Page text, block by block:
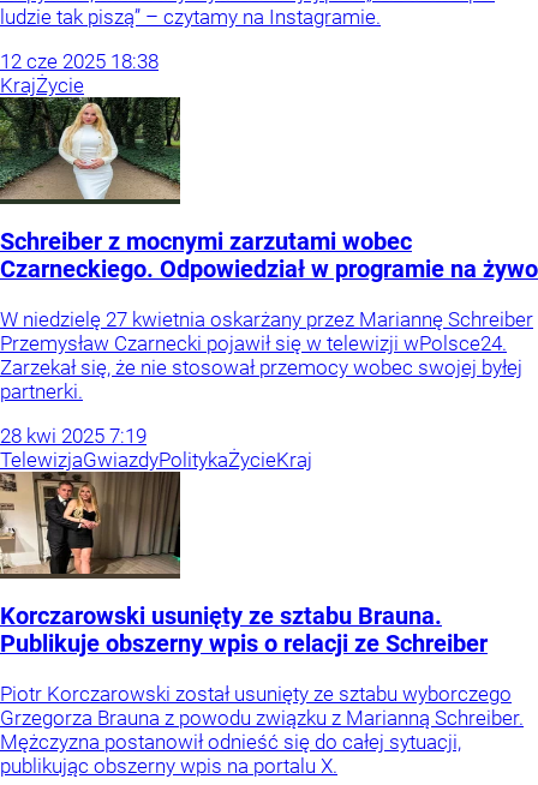
ludzie tak piszą” – czytamy na Instagramie.
12 cze 2025 18:38
KrajŻycie
Schreiber z mocnymi zarzutami wobec
Czarneckiego. Odpowiedział w programie na żywo
W niedzielę 27 kwietnia oskarżany przez Mariannę Schreiber
Przemysław Czarnecki pojawił się w telewizji wPolsce24.
Zarzekał się, że nie stosował przemocy wobec swojej byłej
partnerki.
28 kwi 2025 7:19
TelewizjaGwiazdyPolitykaŻycieKraj
Korczarowski usunięty ze sztabu Brauna.
Publikuje obszerny wpis o relacji ze Schreiber
Piotr Korczarowski został usunięty ze sztabu wyborczego
Grzegorza Brauna z powodu związku z Marianną Schreiber.
Mężczyzna postanowił odnieść się do całej sytuacji,
publikując obszerny wpis na portalu X.